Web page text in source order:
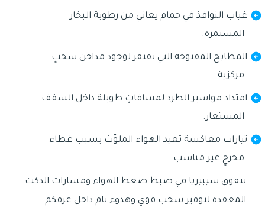
غياب النوافذ في حمام يعاني من رطوبة البخار
المستمرة.
المطابخ المفتوحة التي تفتقر لوجود مداخن سحبٍ
مركزية.
امتداد مواسير الطرد لمسافاتٍ طويلة داخل السقف
المستعار.
تيارات معاكسة تعيد الهواء الملوّث بسبب غطاء
مخرجٍ غير مناسب.
تتفوق سيبيريا في ضبط ضغط الهواء ومسارات الدكت
المعقدة لتوفير سحب قوي وهدوء تام داخل غرفكم.